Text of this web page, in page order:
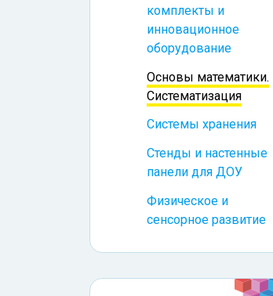
комплекты и
инновационное
оборудование
Основы математики.
Систематизация
Системы хранения
Стенды и настенные
панели для ДОУ
Физическое и
сенсорное развитие